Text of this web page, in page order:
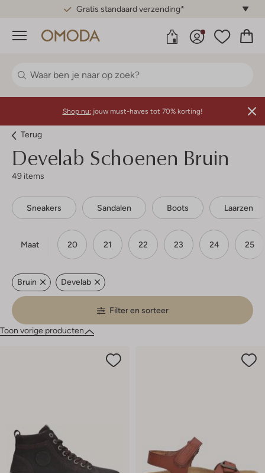
Gratis standaard verzending*
Menu
Shop nu: jouw must-haves tot 70% korting!
Terug
Develab Schoenen Bruin
49 items
Sneakers Sandalen Boots Laarzen
Maat 20 21 22 23 24 25
Bruin Develab
Filter en sorteer
Toon vorige producten